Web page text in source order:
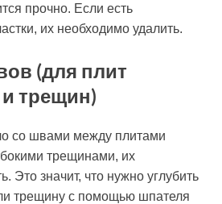
прочно. Если есть
их необходимо удалить.
(для плит
трещин)
со швами между плитами
трещинами, их
Это значит, что нужно углубить
трещину с помощью шпателя